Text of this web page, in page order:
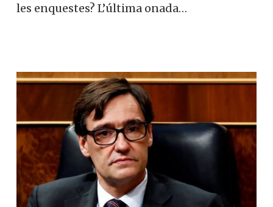
les enquestes? L’última onada…